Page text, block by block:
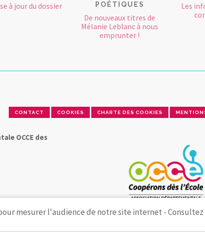
à jour du dossier
POÉTIQUES
De nouveaux titres de
Mélanie Leblanc à nous
emprunter !
Les
CONTACT COOKIES CHARTE DES COOKIES
OCCE des
mesurer l'audience de notre site internet -